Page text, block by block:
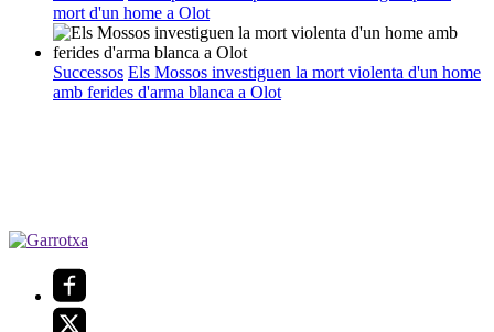
mort d'un home a Olot
Successos Els Mossos investiguen la mort violenta d'un home
amb ferides d'arma blanca a Olot